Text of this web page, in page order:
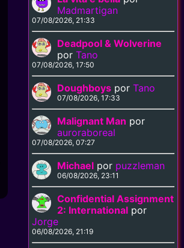
Madmartigan
07/08/2026, 21:33
Deadpool & Wolverine
porTano
07/08/2026, 17:50
Doughboys porTano
07/08/2026, 17:33
Malignant Man por
auroraboreal
07/08/2026, 07:27
Michael por puzzleman
06/08/2026, 23:11
Confidential Assignment
2: International por
Jorge
06/08/2026, 21:19